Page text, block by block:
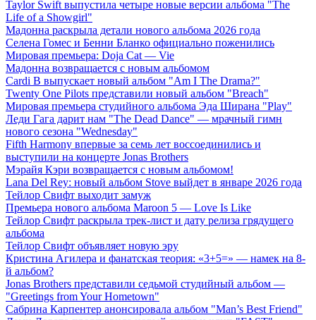
Taylor Swift выпустила четыре новые версии альбома "The
Life of a Showgirl"
Мадонна раскрыла детали нового альбома 2026 года
Селена Гомес и Бенни Бланко официально поженились
Мировая премьера: Doja Cat — Vie
Мадонна возвращается с новым альбомом
Cardi B выпускает новый альбом "Am I The Drama?"
Twenty One Pilots представили новый альбом "Breach"
Мировая премьера студийного альбома Эда Ширана "Play"
Леди Гага дарит нам "The Dead Dance" — мрачный гимн
нового сезона "Wednesday"
Fifth Harmony впервые за семь лет воссоединились и
выступили на концерте Jonas Brothers
Мэрайя Кэри возвращается с новым альбомом!
Lana Del Rey: новый альбом Stove выйдет в январе 2026 года
Тейлор Свифт выходит замуж
Премьера нового альбома Maroon 5 — Love Is Like
Тейлор Свифт раскрыла трек-лист и дату релиза грядущего
альбома
Тейлор Свифт объявляет новую эру
Кристина Агилера и фанатская теория: «3+5=» — намек на 8-
й альбом?
Jonas Brothers представили седьмой студийный альбом —
"Greetings from Your Hometown"
Сабрина Карпентер анонсировала альбом "Man’s Best Friend"